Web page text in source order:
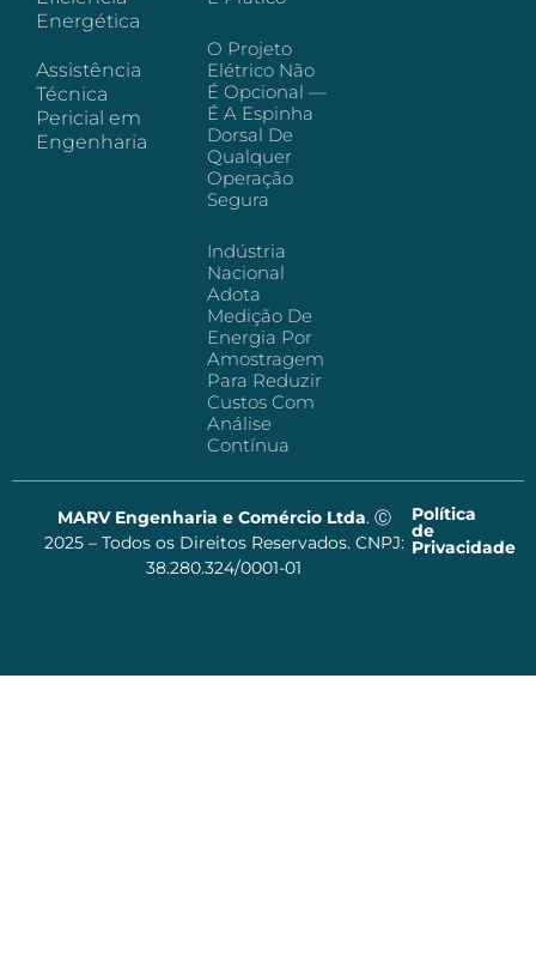
Energética
Assistência
Técnica
Pericial em
Engenharia
O Projeto
Elétrico Não
É Opcional —
É A Espinha
Dorsal De
Qualquer
Operação
Segura
Indústria
Nacional
Adota
Medição De
Energia Por
Amostragem
Para Reduzir
Custos Com
Análise
Contínua
MARV Engenharia e Comércio Ltda. Ⓒ
2025 – Todos os Direitos Reservados. CNPJ:
38.280.324/0001-01
Política
de
Privacidade